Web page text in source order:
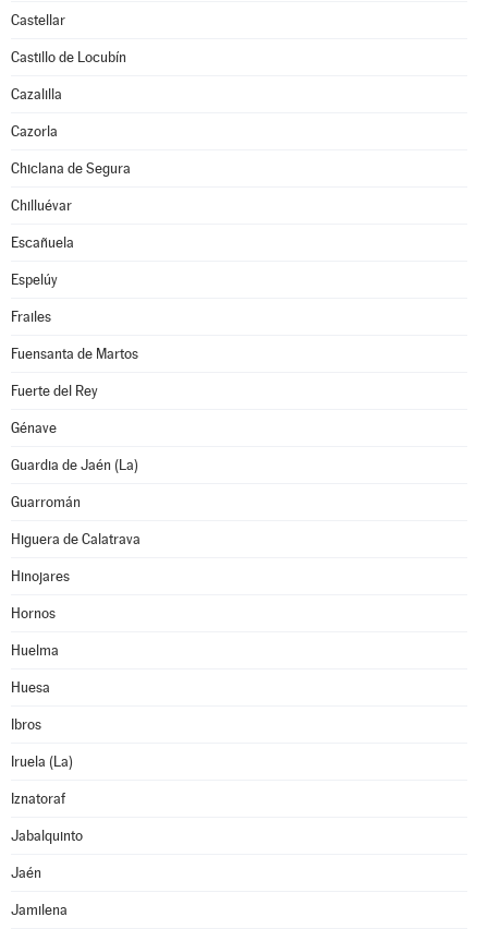
Castellar
Castillo de Locubín
Cazalilla
Cazorla
Chiclana de Segura
Chilluévar
Escañuela
Espelúy
Frailes
Fuensanta de Martos
Fuerte del Rey
Génave
Guardia de Jaén (La)
Guarromán
Higuera de Calatrava
Hinojares
Hornos
Huelma
Huesa
Ibros
Iruela (La)
Iznatoraf
Jabalquinto
Jaén
Jamilena